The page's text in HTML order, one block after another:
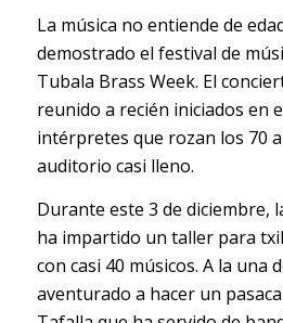
La música no entiende de
demostrado el festival de
Tubala Brass Week. El
reunido a recién iniciados en
intérpretes que rozan los 70
auditorio casi lleno.
Durante este 3 de diciembre,
ha impartido un taller para
con casi 40 músicos. A la una
aventurado a hacer un